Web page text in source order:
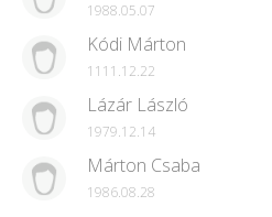
1988.05.07
Kódi Márton
1111.12.22
Lázár László
1979.12.14
Márton Csaba
1986.08.28